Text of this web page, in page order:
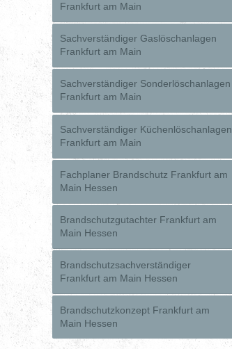
Frankfurt am Main
Sachverständiger Gaslöschanlagen
Frankfurt am Main
Sachverständiger Sonderlöschanlagen
Frankfurt am Main
Sachverständiger Küchenlöschanlagen
Frankfurt am Main
Fachplaner Brandschutz Frankfurt am
Main Hessen
Brandschutzgutachter Frankfurt am
Main Hessen
Brandschutzsachverständiger
Frankfurt am Main Hessen
Brandschutzkonzept Frankfurt am
Main Hessen